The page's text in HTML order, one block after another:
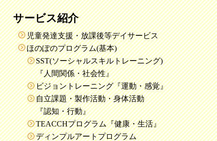
サービス紹介
児童発達支援・放課後等デイサービス
ほのぽのプログラム(基本)
SST(ソーシャルスキルトレーニング)
『人間関係・社会性』
ビジョントレーニング『運動・感覚』
自立課題・製作活動・身体活動
『認知・行動』
TEACCHプログラム『健康・生活』
ディンプルアートプログラム